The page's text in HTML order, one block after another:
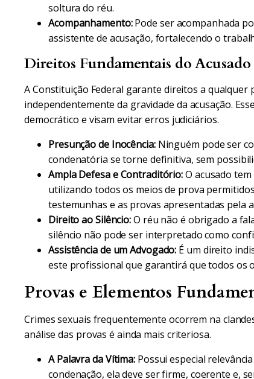
soltura do réu.
Acompanhamento:Pode ser acompanhada
assistente de acusação, fortalecendo o
Direitos Fundamentais do Acusado
A Constituição Federal garante direitos a
independentemente da gravidade da acusação.
democrático e visam evitar erros judiciários.
Presunção de Inocência:Ninguém pode ser
condenatória se torne definitiva, sem
Ampla Defesa e Contraditório:O acusado
utilizando todos os meios de prova
testemunhas e as provas apresentadas pela
Direito ao Silêncio:O réu não é obrigado a
silêncio não pode ser interpretado como
Assistência de um Advogado: É um direito
este profissional que garantirá que todos os
Provas e Elementos
Crimes sexuais frequentemente ocorrem na
análise das provas é ainda mais criteriosa.
A Palavra da Vítima: Possui especial
condenação, ela deve ser firme, coerente e,